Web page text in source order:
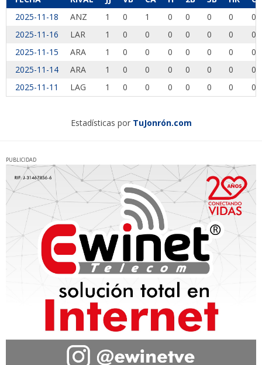
2025-11-18
ANZ 1 0 1 0 0 0 0
0
2025-11-16
LAR 1 0 0 0 0 0 0
0
2025-11-15
ARA 1 0 0 0 0 0 0
0
2025-11-14
ARA 1 0 0 0 0 0 0
0
2025-11-11
LAG 1 0 0 0 0 0 0 0
Estadísticas por TuJonrón.com
PUBLICIDAD